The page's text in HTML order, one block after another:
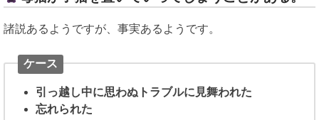
諸説あるようですが、事実あるようです。
ケース
引っ越し中に思わぬトラブルに見舞われた
忘れられた